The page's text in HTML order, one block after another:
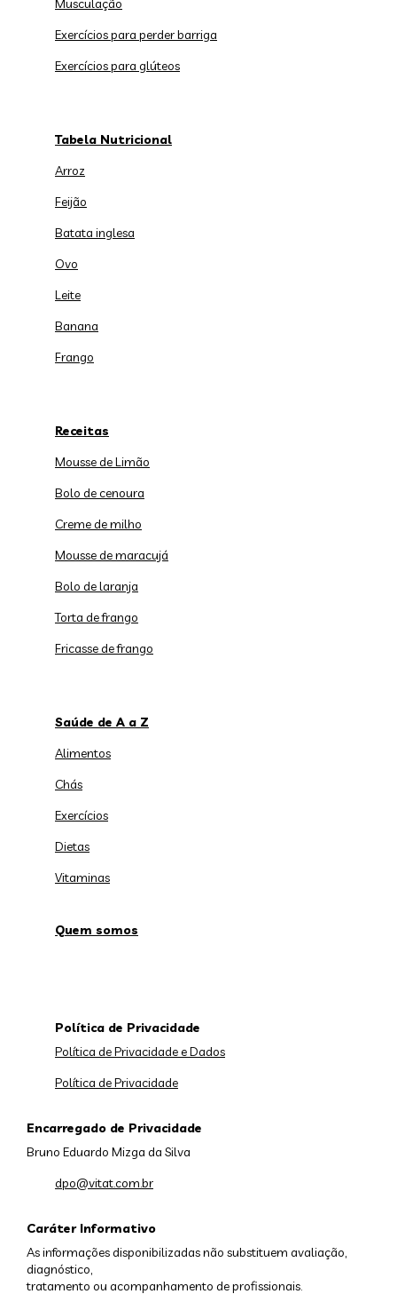
Musculação
Exercícios para perder barriga
Exercícios para glúteos
Tabela Nutricional
Arroz
Feijão
Batata inglesa
Ovo
Leite
Banana
Frango
Receitas
Mousse de Limão
Bolo de cenoura
Creme de milho
Mousse de maracujá
Bolo de laranja
Torta de frango
Fricasse de frango
Saúde de A a Z
Alimentos
Chás
Exercícios
Dietas
Vitaminas
Quem somos
Caráter Informativo
As informações disponibilizadas não substituem avaliação,
diagnóstico,
tratamento ou acompanhamento de profissionais.
Política de Privacidade
Política de Privacidade e Dados
Política de Privacidade
Encarregado de Privacidade
Bruno Eduardo Mizga da Silva
dpo@vitat.com.br